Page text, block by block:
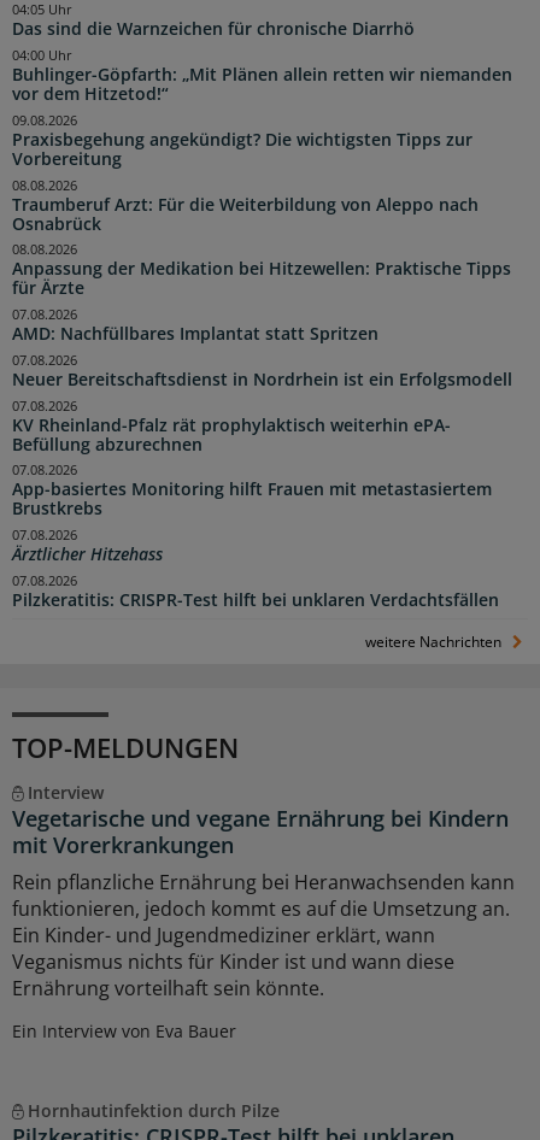
Das sind die Warnzeichen für chronische Diarrhö
04:05 Uhr
Buhlinger-Göpfarth: „Mit Plänen allein retten wir niemanden
vor dem Hitzetod!“
04:00 Uhr
Praxisbegehung angekündigt? Die wichtigsten Tipps zur
Vorbereitung
09.08.2026
Traumberuf Arzt: Für die Weiterbildung von Aleppo nach
Osnabrück
08.08.2026
Anpassung der Medikation bei Hitzewellen: Praktische Tipps
für Ärzte
08.08.2026
AMD: Nachfüllbares Implantat statt Spritzen
07.08.2026
Neuer Bereitschaftsdienst in Nordrhein ist ein Erfolgsmodell
07.08.2026
KV Rheinland-Pfalz rät prophylaktisch weiterhin ePA-
Befüllung abzurechnen
07.08.2026
App-basiertes Monitoring hilft Frauen mit metastasiertem
Brustkrebs
07.08.2026
Ärztlicher Hitzehass
07.08.2026
Pilzkeratitis: CRISPR-Test hilft bei unklaren Verdachtsfällen
07.08.2026
weitere Nachrichten
TOP-MELDUNGEN
Interview
Vegetarische und vegane Ernährung bei Kindern
mit Vorerkrankungen
Rein pflanzliche Ernährung bei Heranwachsenden kann
funktionieren, jedoch kommt es auf die Umsetzung an.
Ein Kinder- und Jugendmediziner erklärt, wann
Veganismus nichts für Kinder ist und wann diese
Ernährung vorteilhaft sein könnte.
Ein Interview von Eva Bauer
Hornhautinfektion durch Pilze